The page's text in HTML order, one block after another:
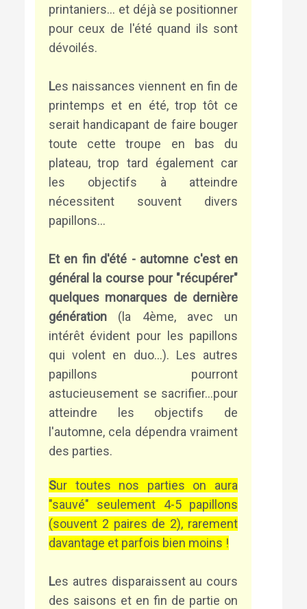
printaniers... et déjà se positionner
pour ceux de l'été quand ils sont
dévoilés.
Les naissances viennent en fin de
printemps et en été, trop tôt ce
serait handicapant de faire bouger
toute cette troupe en bas du
plateau, trop tard également car
les objectifs à atteindre
nécessitent souvent divers
papillons...
Et en fin d'été - automne c'est en
général la course pour "récupérer"
quelques monarques de dernière
génération (la 4ème, avec un
intérêt évident pour les papillons
qui volent en duo...). Les autres
papillons pourront
astucieusement se sacrifier...pour
atteindre les objectifs de
l'automne, cela dépendra vraiment
des parties.
Sur toutes nos parties on aura
"sauvé" seulement 4-5 papillons
(souvent 2 paires de 2), rarement
davantage et parfois bien moins !
Les autres disparaissent au cours
des saisons et en fin de partie on